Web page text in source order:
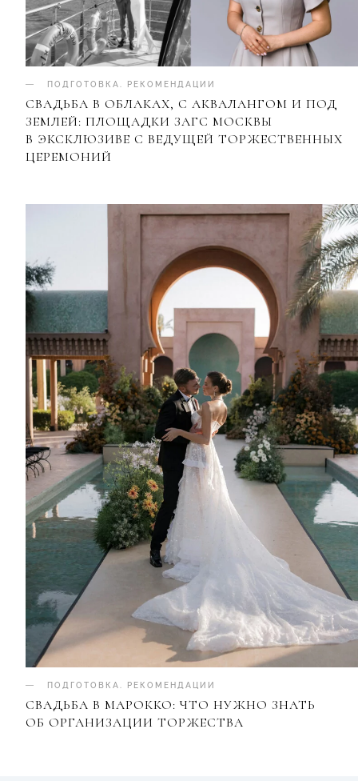
ПОДГОТОВКА. РЕКОМЕНДАЦИИ
СВАДЬБА В ОБЛАКАХ, С АКВАЛАНГОМ И ПОД
ЗЕМЛЕЙ: ПЛОЩАДКИ ЗАГС МОСКВЫ
В ЭКСКЛЮЗИВЕ С ВЕДУЩЕЙ ТОРЖЕСТВЕННЫХ
ЦЕРЕМОНИЙ
ПОДГОТОВКА РЕКОМЕНДАЦИИ
СВАДЬБА В МАРОККО: ЧТО НУЖНО ЗНАТЬ
ОБ ОРГАНИЗАЦИИ ТОРЖЕСТВА